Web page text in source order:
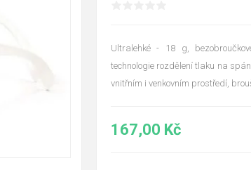
Ultralehké - 18 g,
technologie rozdělení tlaku na
vnitřním i venkovním prostředí,
167,00 Kč